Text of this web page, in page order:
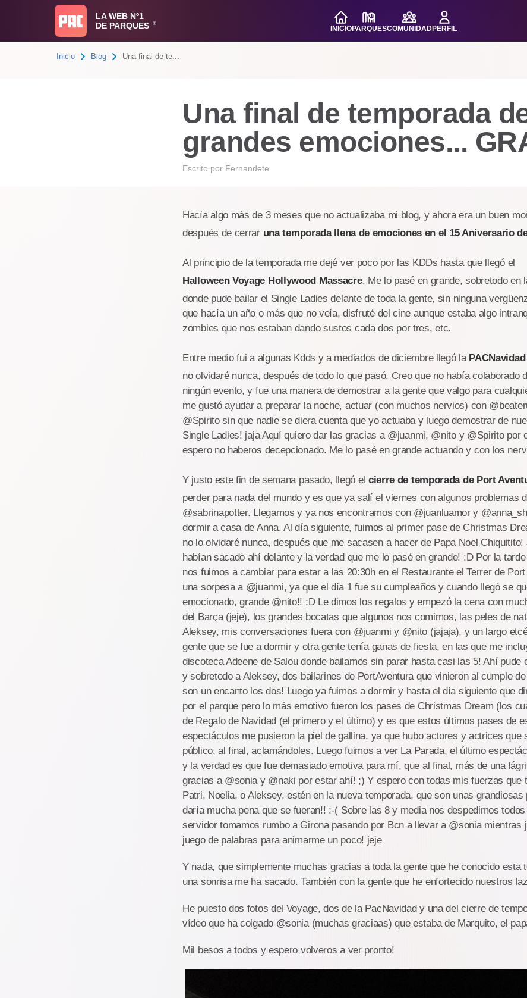
LA WEB Nº1
DE PARQUES
®
INICIOPARQUESCOMUNIDADPERFIL
Inicio Blog Una final de te...
Una final de temporada
grandes emociones...
Escrito por Fernandete
Hacía algo más de 3 meses que no actualizaba mi blog, y ahora era un buen
después de cerrar una temporada llena de emociones en el 15 Aniversario
Al principio de la temporada me dejé ver poco por las KDDs hasta que llegó el
Halloween Voyage Hollywood Massacre. Me lo pasé en grande, sobretodo en
donde pude bailar el Single Ladies delante de toda la gente, sin ninguna
que hacía un año o más que no veía, disfruté del cine aunque estaba algo
zombies que nos estaban dando sustos cada dos por tres, etc.
Entre medio fui a algunas Kdds y a mediados de diciembre llegó la
no olvidaré nunca, después de todo lo que pasó. Creo que no había colaborado
ningún evento, y fue una manera de demostrar a la gente que valgo para
me gustó ayudar a preparar la noche, actuar (con muchos nervios) con
@Spirito sin que nadie se diera cuenta que yo actuaba y luego demostrar de
Single Ladies! jaja Aquí quiero dar las gracias a @juanmi, @nito y @Spirito por
espero no haberos decepcionado. Me lo pasé en grande actuando y con los
Y justo este fin de semana pasado, llegó el cierre de temporada de Port
perder para nada del mundo y es que ya salí el viernes con algunos problemas
@sabrinapotter. Llegamos y ya nos encontramos con @juanluamor y
dormir a casa de Anna. Al día siguiente, fuimos al primer pase de Christmas
no lo olvidaré nunca, después que me sacasen a hacer de Papa Noel
habían sacado ahí delante y la verdad que me lo pasé en grande! :D Por la
nos fuimos a cambiar para estar a las 20:30h en el Restaurante el Terrer de
una sorpesa a @juanmi, ya que el día 1 fue su cumpleaños y cuando llegó se
emocionado, grande @nito!! ;D Le dimos los regalos y empezó la cena con
del Barça (jeje), los grandes bocatas que algunos nos comimos, las peles de
Aleksey, mis conversaciones fuera con @juanmi y @nito (jajaja), y un largo
gente que se fue a dormir y otra gente tenía ganas de fiesta, en las que me
discoteca Adeene de Salou donde bailamos sin parar hasta casi las 5! Ahí pude
y sobretodo a Aleksey, dos bailarines de PortAventura que vinieron al cumple
son un encanto los dos! Luego ya fuimos a dormir y hasta el día siguiente que
por el parque pero lo más emotivo fueron los pases de Christmas Dream (los
de Regalo de Navidad (el primero y el último) y es que estos últimos pases de
espectáculos me pusieron la piel de gallina, ya que hubo actores y actrices que
público, al final, aclamándoles. Luego fuimos a ver La Parada, el último
y la verdad es que fue demasiado emotiva para mí, que al final, más de una
gracias a @sonia y @naki por estar ahí! ;) Y espero con todas mis fuerzas que
Patri, Noelia, o Aleksey, estén en la nueva temporada, que son unas grandiosas
daría mucha pena que se fueran!! :-( Sobre las 8 y media nos despedimos
servidor tomamos rumbo a Girona pasando por Bcn a llevar a @sonia mientras
juego de palabras para animarme un poco! jeje
Y nada, que simplemente muchas gracias a toda la gente que he conocido esta
una sonrisa me ha sacado. También con la gente que he enfortecido nuestros
He puesto dos fotos del Voyage, dos de la PacNavidad y una del cierre de
vídeo que ha colgado @sonia (muchas graciaas) que estaba de Marquito, el
Mil besos a todos y espero volveros a ver pronto!